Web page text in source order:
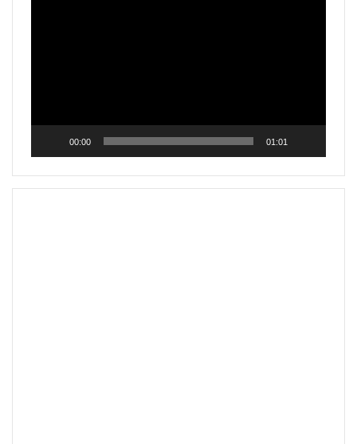
00:00 01:01